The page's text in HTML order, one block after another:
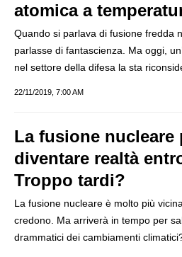
atomica a
Quando si parlava di fusione fredda
parlasse di fantascienza. Ma oggi,
nel settore della difesa la sta
22/11/2019, 7:00 AM
La fusione nucleare
diventare realtà
Troppo tardi?
La fusione nucleare è molto più
credono. Ma arriverà in tempo per
drammatici dei cambiamenti